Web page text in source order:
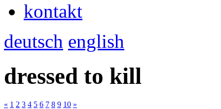
kontakt
deutsch english
dressed to kill
« 1 2 3 4 5 6 7 8 9 10 »